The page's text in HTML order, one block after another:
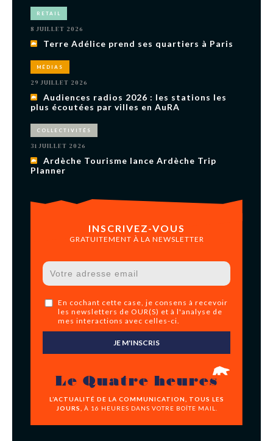
RETAIL
8 JUILLET 2026
Terre Adélice prend ses quartiers à Paris
MÉDIAS
29 JUILLET 2026
Audiences radios 2026 : les stations les
plus écoutées par villes en AuRA
COLLECTIVITÉS
31 JUILLET 2026
Ardèche Tourisme lance Ardèche Trip
Planner
INSCRIVEZ-VOUS
GRATUITEMENT À LA NEWSLETTER
En cochant cette case, je consens à recevoir
les newsletters de OUR(S) et à l'analyse de
mes interactions avec celles-ci.
JE M'INSCRIS
Le Quatre heures
L’ACTUALITÉ DE LA COMMUNICATION, TOUS LES
JOURS,
À 16 HEURES DANS VOTRE BOÎTE MAIL.